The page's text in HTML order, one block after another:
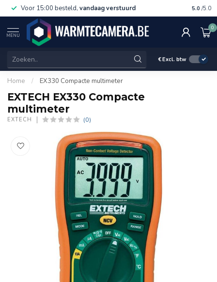
Voor 15:00 besteld, vandaag verstuurd Gratis
5.0 /5.0
MENU
0
€Excl. btw
Home / EX330 Compacte multimeter
EXTECH EX330 Compacte
multimeter
EXTECH (0)